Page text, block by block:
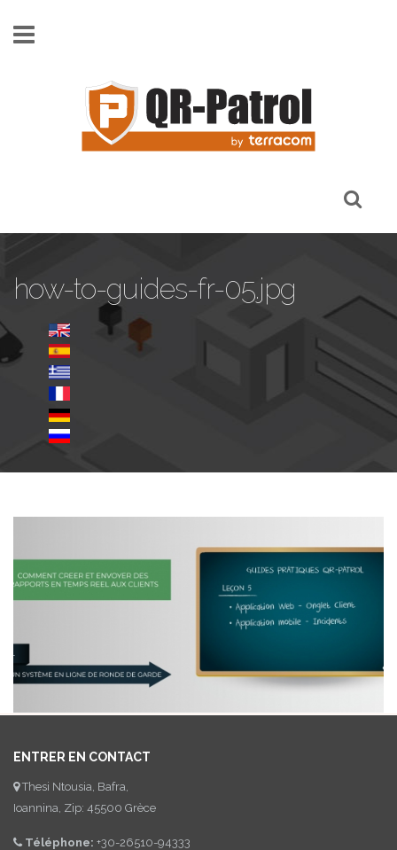
how-to-guides-fr-05.jpg
ENTRER EN CONTACT
Thesi Ntousia, Bafra,
Ioannina, Zip: 45500 Grèce
Téléphone: +30-26510-94333